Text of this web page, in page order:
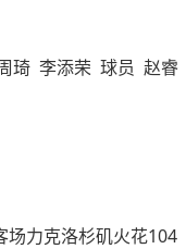
琦 李添荣 球员 赵睿
场力克洛杉矶火花104